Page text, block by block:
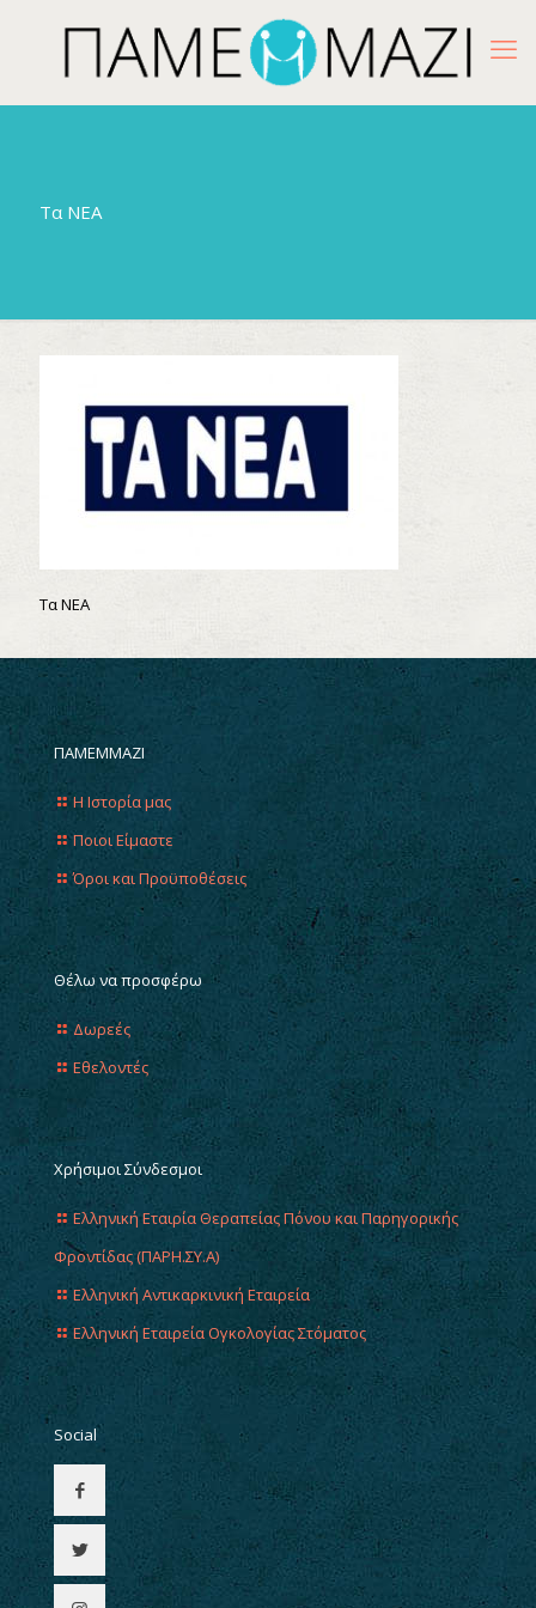
Τα ΝΕΑ
Τα ΝΕΑ
ΠΑΜΕΜΜΑΖΙ
Η Ιστορία μας
Ποιοι Είμαστε
Όροι και Προϋποθέσεις
Θέλω να προσφέρω
Δωρεές
Εθελοντές
Χρήσιμοι Σύνδεσμοι
Ελληνική Εταιρία Θεραπείας Πόνου και Παρηγορικής
Φροντίδας (ΠΑΡΗ.ΣΥ.Α)
Ελληνική Αντικαρκινική Εταιρεία
Ελληνική Εταιρεία Ογκολογίας Στόματος
Social